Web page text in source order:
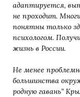
адаптируется,
не проходит.
понятны только
психологом.
жизнь в России.
Не менее
большинства
родную гавань”